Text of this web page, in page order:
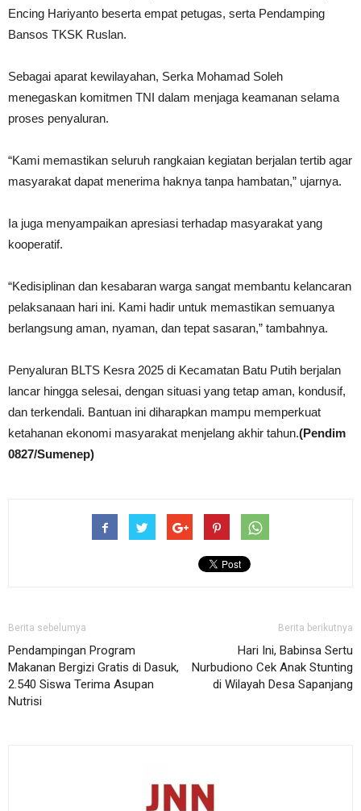
Encing Hariyanto beserta empat petugas, serta Pendamping
Bansos TKSK Ruslan.
Sebagai aparat kewilayahan, Serka Mohamad Soleh
menegaskan komitmen TNI dalam menjaga keamanan selama
proses penyaluran.
“Kami memastikan seluruh rangkaian kegiatan berjalan tertib agar
masyarakat dapat menerima haknya tanpa hambatan,” ujarnya.
Ia juga menyampaikan apresiasi terhadap masyarakat yang
kooperatif.
“Kedisiplinan dan kesabaran warga sangat membantu kelancaran
pelaksanaan hari ini. Kami hadir untuk memastikan semuanya
berlangsung aman, nyaman, dan tepat sasaran,” tambahnya.
Penyaluran BLTS Kesra 2025 di Kecamatan Batu Putih berjalan
lancar hingga selesai, dengan situasi yang tetap aman, kondusif,
dan terkendali. Bantuan ini diharapkan mampu memperkuat
ketahanan ekonomi masyarakat menjelang akhir tahun.(Pendim
0827/Sumenep)
Berita sebelumya
Pendampingan Program
Makanan Bergizi Gratis di Dasuk,
2.540 Siswa Terima Asupan
Nutrisi
Berita berikutnya
Hari Ini, Babinsa Sertu
Nurbudiono Cek Anak Stunting
di Wilayah Desa Sapanjang